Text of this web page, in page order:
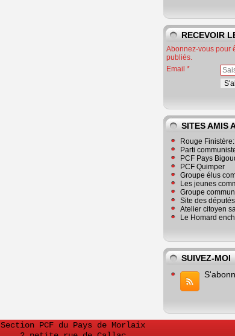
RECEVOIR
Abonnez-vous pour
publiés.
Email
SITES AMIS
Rouge
Parti
PCF Pays
PCF Quimper
Groupe élus
Les jeunes
Groupe
Site des
Atelier citoyen
Le Homard
SUIVEZ-MOI
Section PCF du Pays de Morlaix